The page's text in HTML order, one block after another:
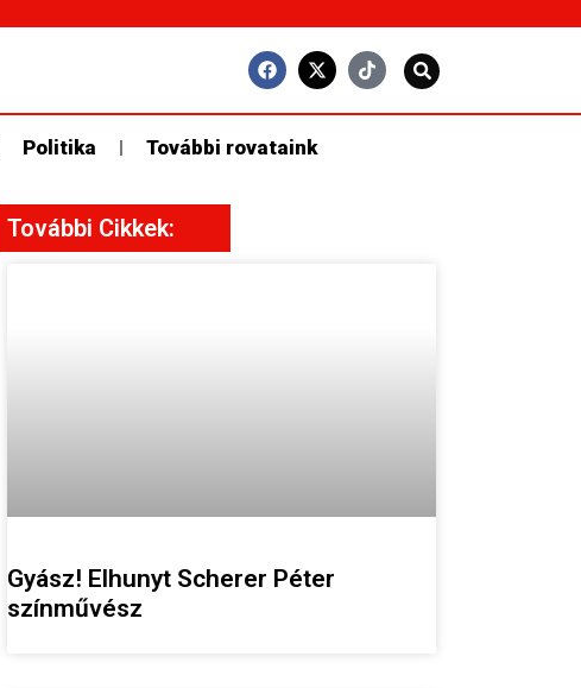
Politika További rovataink
További Cikkek:
Gyász! Elhunyt Scherer Péter
színművész